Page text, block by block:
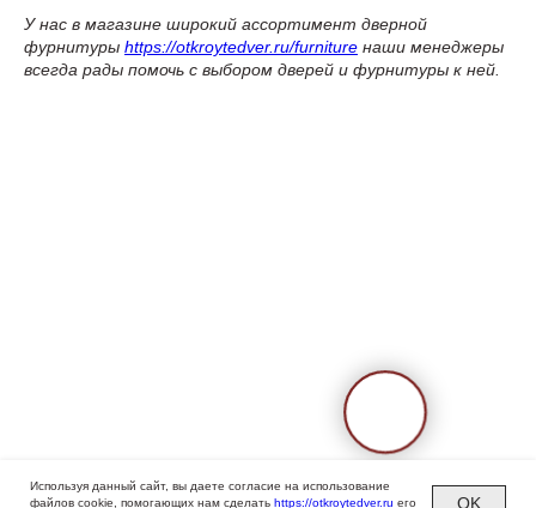
У нас в магазине широкий ассортимент дверной
фурнитуры https://otkroytedver.ru/furniture наши менеджеры
всегда рады помочь с выбором дверей и фурнитуры к ней.
Используя данный сайт, вы даете согласие на использование
файлов cookie, помогающих нам сделать https://otkroytedver.ru его OK